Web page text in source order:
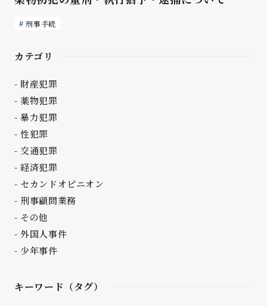
刑事手続
カテゴリ
財産犯罪
薬物犯罪
暴力犯罪
性犯罪
交通犯罪
経済犯罪
セカンドオピニオン
刑事顧問業務
その他
外国人事件
少年事件
キーワード（タグ）